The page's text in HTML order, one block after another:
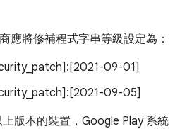
應將修補程式字串等級設定為：
09-01]
09-05]
版本的裝置，Google Play 系統